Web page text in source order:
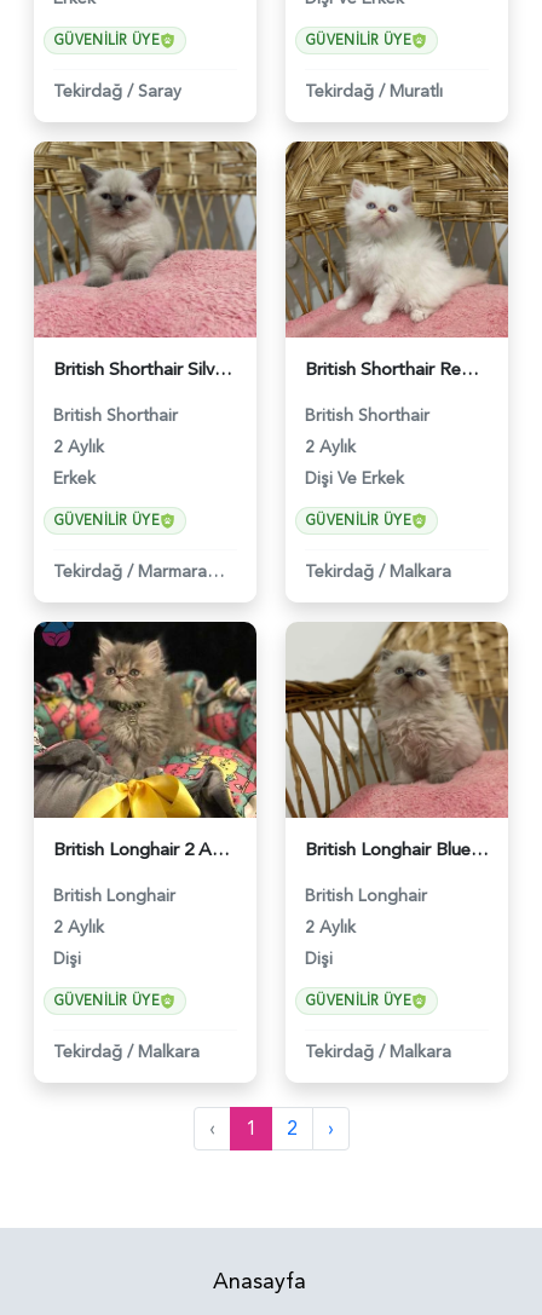
GÜVENILIR ÜYE
Tekirdağ / Saray
GÜVENILIR ÜYE
Tekirdağ / Muratlı
British Shorthair Silver Ns11 Erkek Yavru - 458
British Shorthair
2 Aylık
Erkek
GÜVENILIR ÜYE
Tekirdağ / Marmara Ereğlisi
British Shorthair Red Point Yavrularımız 2 Aylık - 459
British Shorthair
2 Aylık
Dişi Ve Erkek
GÜVENILIR ÜYE
Tekirdağ / Malkara
British Longhair 2 Aylık Dişi Yuva Arıyor - 460
British Longhair
2 Aylık
Dişi
GÜVENILIR ÜYE
Tekirdağ / Malkara
British Longhair Blue Point Safkan Kızımız 2 Aylık - 461
British Longhair
2 Aylık
Dişi
GÜVENILIR ÜYE
Tekirdağ / Malkara
‹ 1 2 ›
Anasayfa